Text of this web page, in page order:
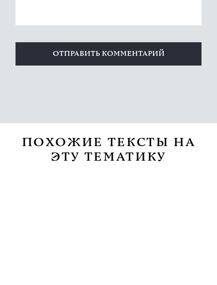
ПОХОЖИЕ ТЕКСТЫ НА
ЭТУ ТЕМАТИКУ